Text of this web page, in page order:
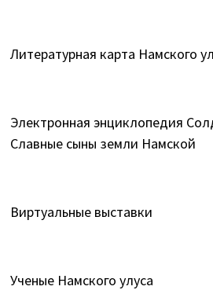
Литературная карта Намского
Электронная энциклопедия
Славные сыны земли Намской
Виртуальные выставки
Ученые Намского улуса